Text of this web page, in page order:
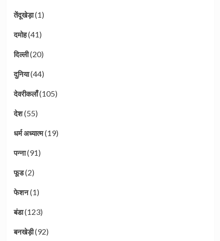
तेंदूखेड़ा(1)
दमोह(41)
दिल्ली(20)
दुनिया(44)
देवरीकलाँ(105)
देश(55)
धर्म अध्यात्म(19)
पन्ना(91)
फूड(2)
फेशन(1)
बंडा(123)
बनखेड़ी(92)